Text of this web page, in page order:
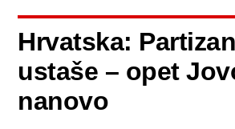
Hrvatska:
ustaše – opet
nanovo